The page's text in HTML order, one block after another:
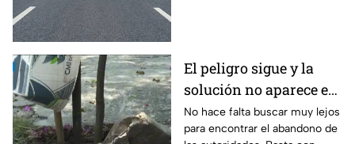
El peligro sigue y la
solución no aparece en
el municipio de
Yautepec
No hace falta buscar muy lejos
para encontrar el abandono de